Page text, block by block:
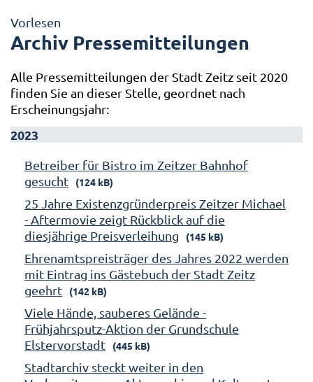
Vorlesen
Archiv Pressemitteilungen
Alle Pressemitteilungen der Stadt Zeitz seit 2020
finden Sie an dieser Stelle, geordnet nach
Erscheinungsjahr:
2023
Betreiber für Bistro im Zeitzer Bahnhof
gesucht
(124 kB)
25 Jahre Existenzgründerpreis Zeitzer Michael
- Aftermovie zeigt Rückblick auf die
diesjährige Preisverleihung
(145 kB)
Ehrenamtspreisträger des Jahres 2022 werden
mit Eintrag ins Gästebuch der Stadt Zeitz
geehrt
(142 kB)
Viele Hände, sauberes Gelände -
Frühjahrsputz-Aktion der Grundschule
Elstervorstadt
(445 kB)
Stadtarchiv steckt weiter in den